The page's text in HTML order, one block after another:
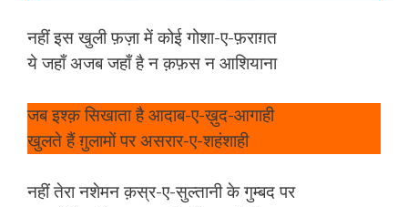
नहीं इस खुली फ़ज़ा में कोई गोशा-ए-फ़राग़त
ये जहाँ अजब जहाँ है न क़फ़स न आशियाना
जब इश्क़ सिखाता है आदाब-ए-ख़ुद-आगाही
खुलते हैं ग़ुलामों पर असरार-ए-शहंशाही
नहीं तेरा नशेमन क़स्र-ए-सुल्तानी के गुम्बद पर